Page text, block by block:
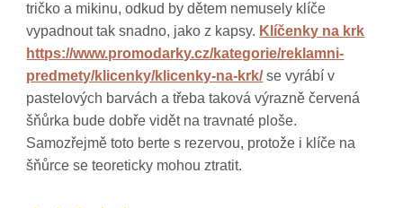
tričko a mikinu, odkud by dětem nemusely klíče
vypadnout tak snadno, jako z kapsy. Klíčenky na krk
https://www.promodarky.cz/kategorie/reklamni-
predmety/klicenky/klicenky-na-krk/ se vyrábí v
pastelových barvách a třeba taková výrazně červená
šňůrka bude dobře vidět na travnaté ploše.
Samozřejmě toto berte s rezervou, protože i klíče na
šňůrce se teoreticky mohou ztratit.